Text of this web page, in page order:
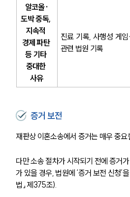
알코올·
도박 중독,
지속적
경제 파탄
등 기타
중대한
사유
진료 기록, 사행성 게
관련 법원 기록
증거 보전
재판상 이혼소송에서 증거는 매우 중요
다만 소송 절차가 시작되기 전에 증거
가 있을 경우, 법원에 ‘증거 보전 신청’
법」 제375조).